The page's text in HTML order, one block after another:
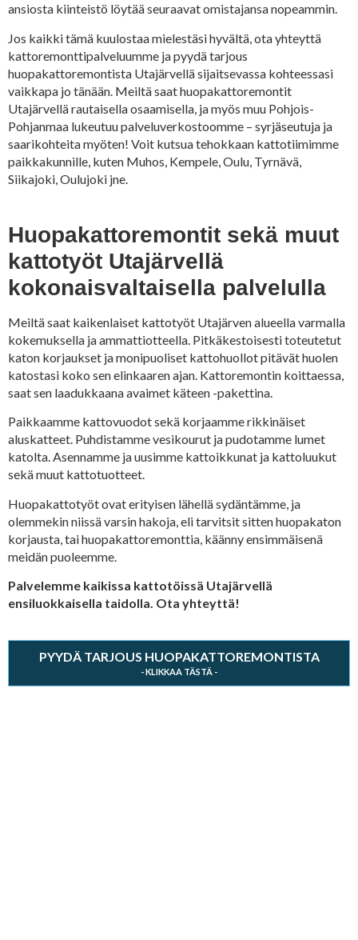
ansiosta kiinteistö löytää seuraavat omistajansa nopeammin.
Jos kaikki tämä kuulostaa mielestäsi hyvältä, ota yhteyttä
kattoremonttipalveluumme ja pyydä tarjous
huopakattoremontista Utajärvellä sijaitsevassa kohteessasi
vaikkapa jo tänään. Meiltä saat huopakattoremontit
Utajärvellä rautaisella osaamisella, ja myös muu Pohjois-
Pohjanmaa lukeutuu palveluverkostoomme – syrjäseutuja ja
saarikohteita myöten! Voit kutsua tehokkaan kattotiimimme
paikkakunnille, kuten Muhos, Kempele, Oulu, Tyrnävä,
Siikajoki, Oulujoki jne.
Huopakattoremontit sekä muut
kattotyöt Utajärvellä
kokonaisvaltaisella palvelulla
Meiltä saat kaikenlaiset kattotyöt Utajärven alueella varmalla
kokemuksella ja ammattiotteella. Pitkäkestoisesti toteutetut
katon korjaukset ja monipuoliset kattohuollot pitävät huolen
katostasi koko sen elinkaaren ajan. Kattoremontin koittaessa,
saat sen laadukkaana avaimet käteen -pakettina.
Paikkaamme kattovuodot sekä korjaamme rikkinäiset
aluskatteet. Puhdistamme vesikourut ja pudotamme lumet
katolta. Asennamme ja uusimme kattoikkunat ja kattoluukut
sekä muut kattotuotteet.
Huopakattotyöt ovat erityisen lähellä sydäntämme, ja
olemmekin niissä varsin hakoja, eli tarvitsit sitten huopakaton
korjausta, tai huopakattoremonttia, käänny ensimmäisenä
meidän puoleemme.
Palvelemme kaikissa kattotöissä Utajärvellä
ensiluokkaisella taidolla. Ota yhteyttä!
PYYDÄ TARJOUS HUOPAKATTOREMONTISTA